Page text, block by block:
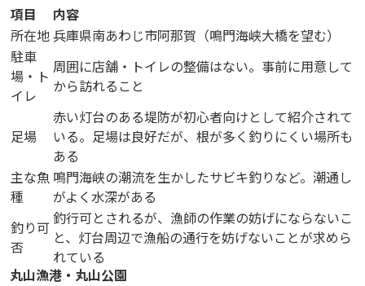
項目
内容
所在地兵庫県南あわじ市阿那賀（鳴門海峡大橋を望む）
駐車
場・ト
イレ
周囲に店舗・トイレの整備はない。事前に用意して
から訪れること
足場
赤い灯台のある堤防が初心者向けとして紹介されて
いる。足場は良好だが、根が多く釣りにくい場所も
ある
主な魚
種
鳴門海峡の潮流を生かしたサビキ釣りなど。潮通し
がよく水深がある
釣り可
否
釣行可とされるが、漁師の作業の妨げにならないこ
と、灯台周辺で漁船の通行を妨げないことが求めら
れている
丸山漁港・丸山公園